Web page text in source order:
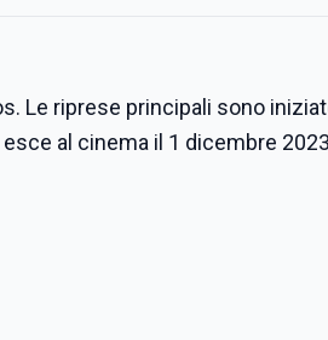
Le riprese principali sono
al cinema il 1 dicembre